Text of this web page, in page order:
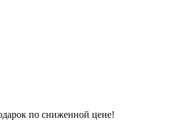
по сниженной цене!